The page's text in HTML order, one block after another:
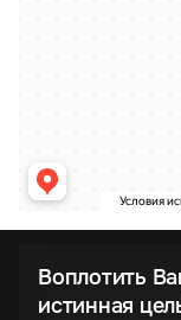
Воплотить
истинная